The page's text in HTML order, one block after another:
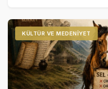
KÜLTÜR VE MEDENIYET